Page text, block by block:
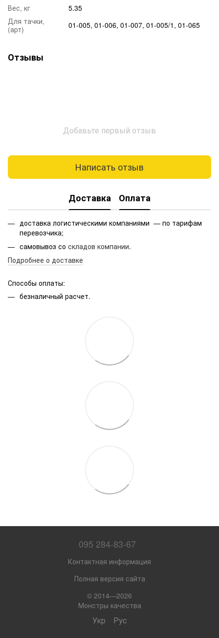
Вес, кг
5.35
Для тачки,
(арт)
01-005, 01-006, 01-007, 01-005/1, 01-065
Отзывы
Добавьте первый отзыв
Написать отзыв
Доставка Оплата
доставка логистическими компаниями — по тарифам
перевозчика;
самовывоз со складов компании.
Подробнее о доставке
Способы оплаты:
безналичный расчет.
095 284-83-67
Контактная информация
Полная версия сайта
© 2014—2026
Монстры качества
Укр Рус